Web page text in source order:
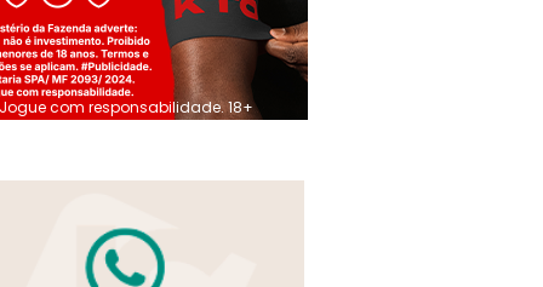
Jogue com responsabilidade. 18+